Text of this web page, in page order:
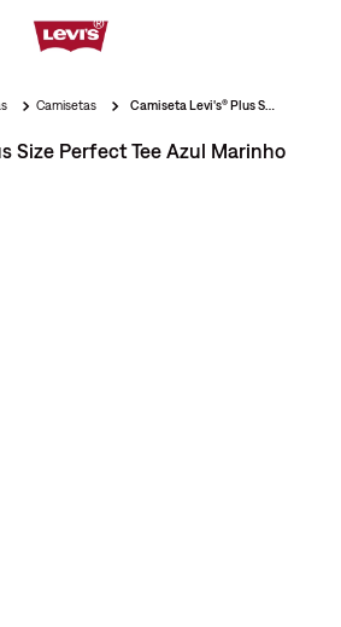
Camisetas
Size Perfect Tee Azul Marinho